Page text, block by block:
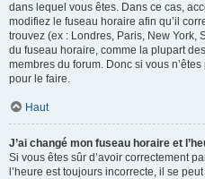
dans lequel vous êtes. Dans ce cas,
modifiez le fuseau horaire afin qu’il
trouvez (ex : Londres, Paris, New York,
du fuseau horaire, comme la plupart
membres du forum. Donc si vous
pour le faire.
Haut
J’ai changé mon fuseau horaire et
Si vous êtes sûr d’avoir correctement
l’heure est toujours incorrecte, il se